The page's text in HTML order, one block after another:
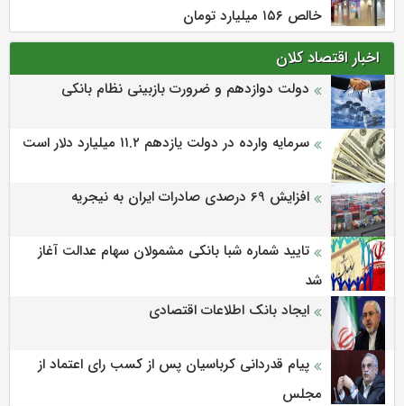
خالص ۱۵۶ میلیارد تومان
اخبار اقتصاد کلان
دولت دوازدهم و ضرورت بازبینی نظام بانکی
سرمایه وارده در دولت یازدهم ۱۱.۲ میلیارد دلار است
افزایش 69 درصدی صادرات ایران به نیجریه
تایید شماره شبا بانکی مشمولان سهام عدالت آغاز
شد
ایجاد بانک اطلاعات اقتصادی
پیام قدردانی کرباسیان پس از کسب رای اعتماد از
مجلس